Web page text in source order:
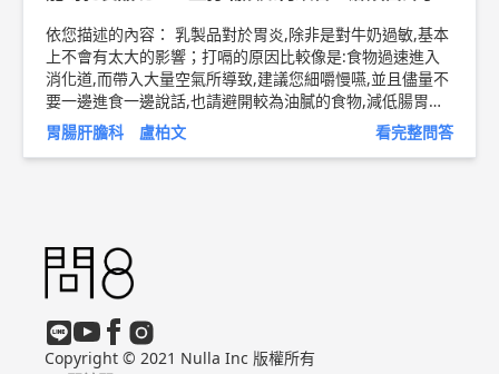
依您描述的內容： 乳製品對於胃炎,除非是對牛奶過敏,基本
上不會有太大的影響；打嗝的原因比較像是:食物過速進入
消化道,而帶入大量空氣所導致,建議您細嚼慢嚥,並且儘量不
要一邊進食一邊說話,也請避開較為油膩的食物,減低腸胃道
的蠕動下降的可能,若是改變之後還是持續打嗝,並且有上腹
不適的症狀,建議您尋求您附近的腸胃專科醫師討論,是否接
胃腸肝膽科 盧柏文 看完整問答
Copyright © 2021 Nulla Inc 版權所有